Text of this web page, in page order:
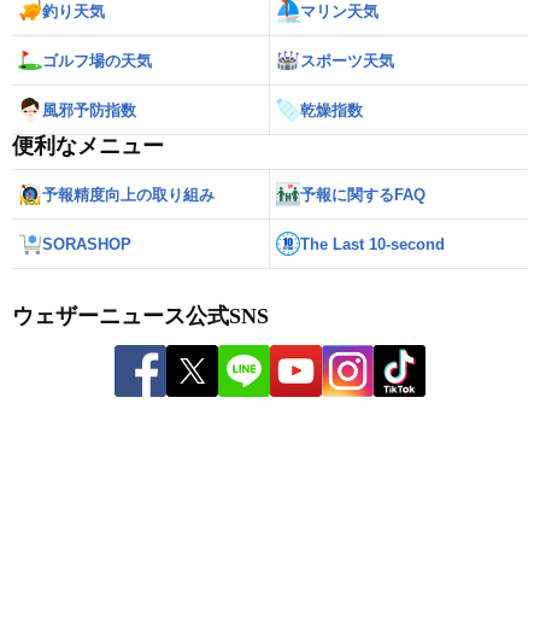
釣り天気 マリン天気
ゴルフ場の天気 スポーツ天気
風邪予防指数 乾燥指数
便利なメニュー
予報精度向上の取り組み 予報に関するFAQ
SORASHOP The Last 10-second
ウェザーニュース公式SNS